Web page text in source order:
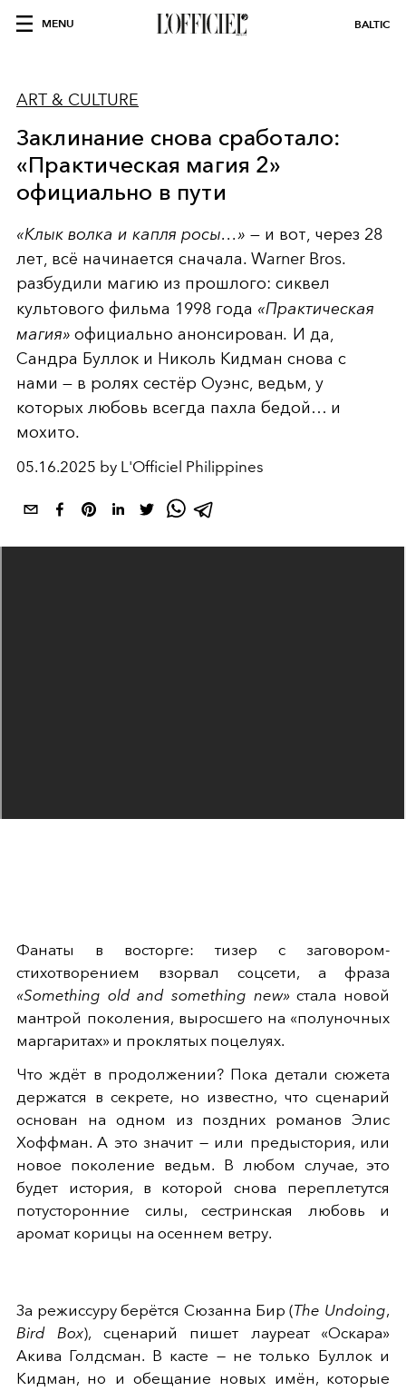
MENU BALTIC
ART & CULTURE
Заклинание снова сработало:
«Практическая магия 2»
официально в пути
«Клык волка и капля росы…» — и вот, через 28
лет, всё начинается сначала. Warner Bros.
разбудили магию из прошлого: сиквел
культового фильма 1998 года «Практическая
магия» официально анонсирован. И да,
Сандра Буллок и Николь Кидман снова с
нами — в ролях сестёр Оуэнс, ведьм, у
которых любовь всегда пахла бедой… и
мохито.
05.16.2025 by L'Officiel Philippines
Фанаты в восторге: тизер с заговором-
стихотворением взорвал соцсети, а фраза
«Something old and something new»стала новой
мантрой поколения, выросшего на «полуночных
маргаритах» и проклятых поцелуях.
Что ждёт в продолжении? Пока детали сюжета
держатся в секрете, но известно, что сценарий
основан на одном из поздних романов Элис
Хоффман. А это значит — или предыстория, или
новое поколение ведьм. В любом случае, это
будет история, в которой снова переплетутся
потусторонние силы, сестринская любовь и
аромат корицы на осеннем ветру.
За режиссуру берётся Сюзанна Бир (The Undoing,
Bird Box), сценарий пишет лауреат «Оскара»
Акива Голдсман. В касте — не только Буллок и
Кидман, но и обещание новых имён, которые